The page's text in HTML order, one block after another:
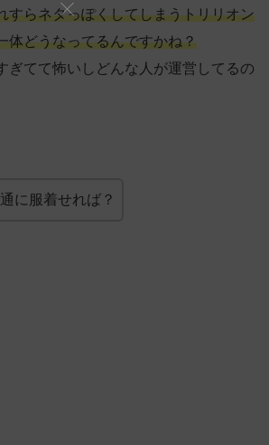
すらネタっぽくしてしまうトリリオン
体どうなってるんですかね？
ぎてて怖いしどんな人が運営してるの
に服着せれば？